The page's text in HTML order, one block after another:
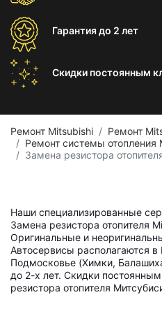
Гарантиядо 2 лет
Скидки постоянным
Ремонт Mitsubishi
Ремонт
Ремонт системы отопления
Замена резистора
Наши специализированные
Замена резистора отопителя
Оригинальные и
Автосервисы располагаются
Подмосковье (Химки,
до 2-х лет. Скидки
резистора отопителя